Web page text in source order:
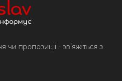
пропозиції - звʼяжіться з